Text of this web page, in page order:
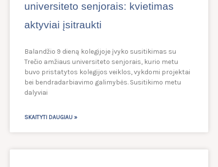
universiteto senjorais: kvietimas
aktyviai įsitraukti
Balandžio 9 dieną kolegijoje įvyko susitikimas su
Trečio amžiaus universiteto senjorais, kurio metu
buvo pristatytos kolegijos veiklos, vykdomi projektai
bei bendradarbiavimo galimybės. Susitikimo metu
dalyviai
SKAITYTI DAUGIAU »